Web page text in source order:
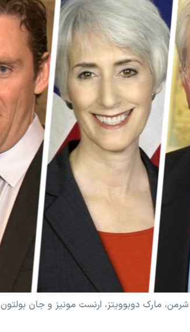
مارک دوبوویتز، ارنست مونیز و جان بولتون